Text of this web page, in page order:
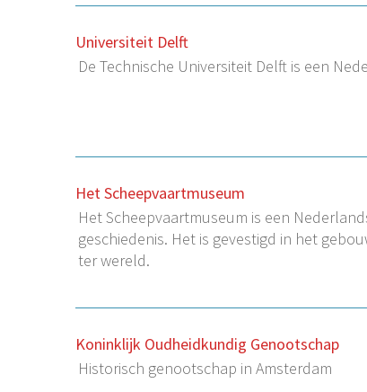
Universiteit Delft
De Technische Universiteit Delft is een
Het Scheepvaartmuseum
Het Scheepvaartmuseum is een
geschiedenis. Het is gevestigd in het
ter wereld.
Koninklijk Oudheidkundig Genootschap
Historisch genootschap in Amsterdam